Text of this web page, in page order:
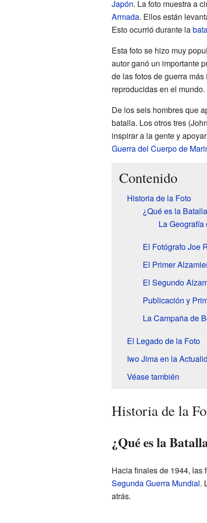
Japón. La foto muestra a
Armada. Ellos están
Esto ocurrió durante la
Esta foto se hizo muy
autor ganó un importante
de las fotos de guerra
reproducidas en el mundo.
De los seis hombres que
batalla. Los otros tres
inspirar a la gente y
Guerra del Cuerpo de
Contenido
Historia de la Foto
¿Qué es la
La Geografía
El Fotógrafo Joe
El Primer
El Segundo
Publicación y
La Campaña de
El Legado de la Foto
Iwo Jima en la
Véase también
Historia de la
¿Qué es la
Hacia finales de 1944, las
Segunda Guerra Mundial.
atrás.